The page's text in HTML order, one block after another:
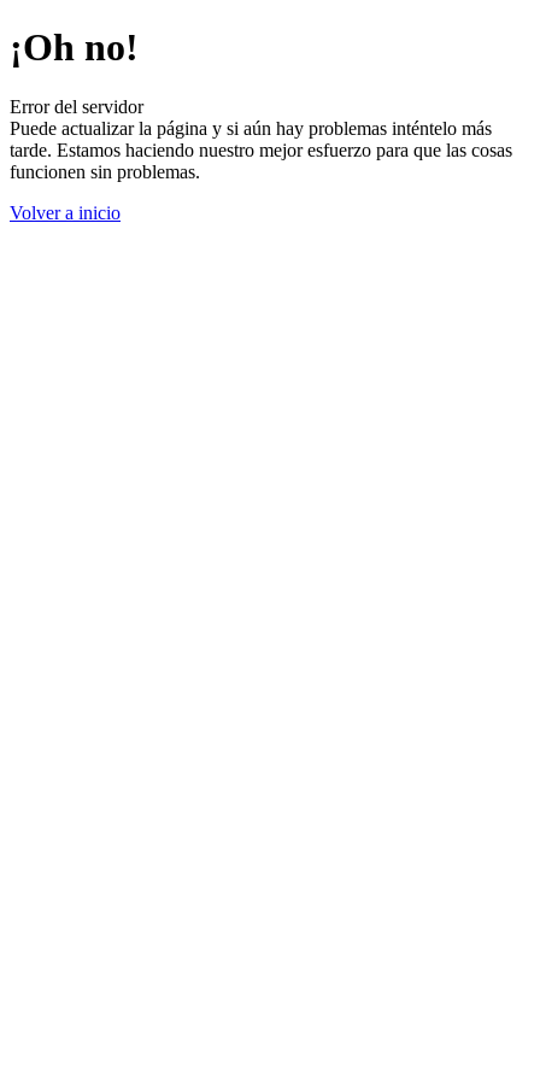
¡Oh no!
Error del servidor
Puede actualizar la página y si aún hay problemas inténtelo más
tarde. Estamos haciendo nuestro mejor esfuerzo para que las cosas
funcionen sin problemas.
Volver a inicio